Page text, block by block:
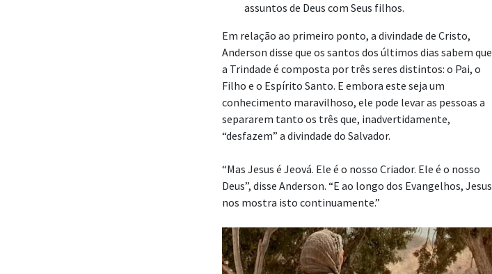
assuntos de Deus com Seus filhos.
Em relação ao primeiro ponto, a divindade de Cristo,
Anderson disse que os santos dos últimos dias sabem que
a Trindade é composta por três seres distintos: o Pai, o
Filho e o Espírito Santo. E embora este seja um
conhecimento maravilhoso, ele pode levar as pessoas a
separarem tanto os três que, inadvertidamente,
“desfazem” a divindade do Salvador.
“Mas Jesus é Jeová. Ele é o nosso Criador. Ele é o nosso
Deus”, disse Anderson. “E ao longo dos Evangelhos, Jesus
nos mostra isto continuamente.”